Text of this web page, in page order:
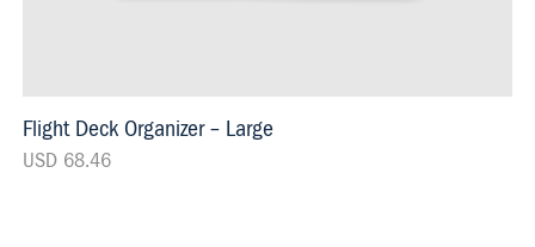
Flight Deck Organizer – Large
USD 68.46